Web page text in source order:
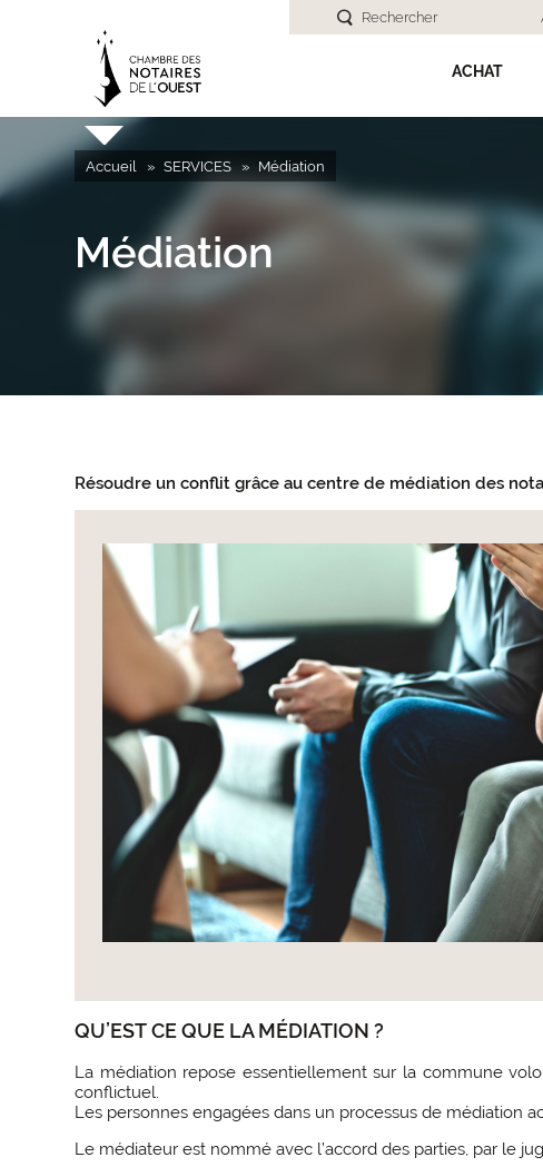
Rechercher
ACHAT
Accueil SERVICES Médiation
Médiation
Résoudre un conflit grâce au centre de médiation des
QU’EST CE QUE LA MÉDIATION ?
La médiation repose essentiellement sur la commune
conflictuel.
Les personnes engagées dans un processus de médiation
Le médiateur est nommé avec l’accord des parties, par le